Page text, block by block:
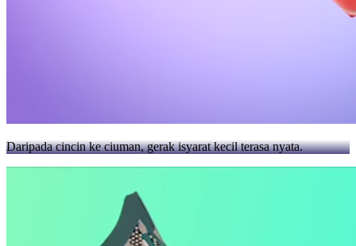
Daripada cincin ke ciuman, gerak isyarat kecil terasa nyata.